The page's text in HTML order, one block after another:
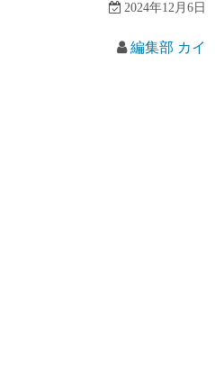
2024年12月6日
編集部 カイ